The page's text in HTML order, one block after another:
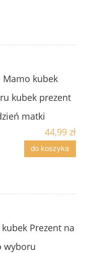
Mamo kubek
kubek prezent
matki
44,99 zł
do koszyka
kubek Prezent na
wyboru